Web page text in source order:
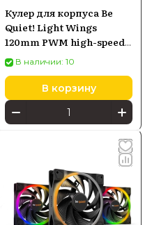
Кулер для корпуса Be
Quiet! Light Wings
120mm PWM high-speed
ARGBВ наличии: 10
В корзину